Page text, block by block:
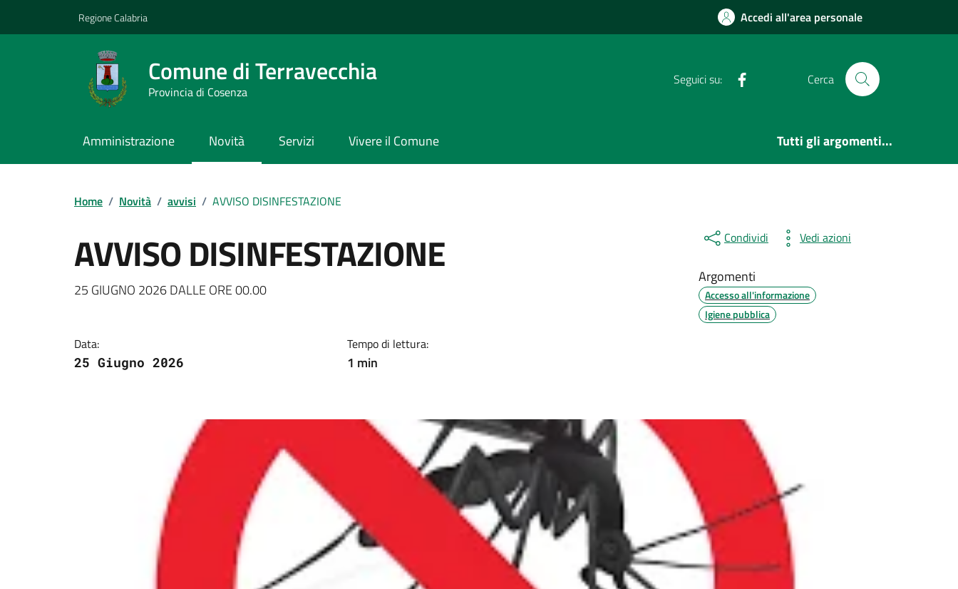
Regione Calabria Accedi all'area personale
Comune di Terravecchia
Provincia di Cosenza
Seguici su: Cerca
Amministrazione Novità Servizi Vivere il Comune Tutti gli argomenti...
Home / Novità / avvisi / AVVISO DISINFESTAZIONE
AVVISO DISINFESTAZIONE
Dettagli della notizia
25 GIUGNO 2026 DALLE ORE 00.00
Data:
25 Giugno 2026
Tempo di lettura:
1 min
Condividi Vedi azioni
Argomenti
Accesso all'informazione
Igiene pubblica